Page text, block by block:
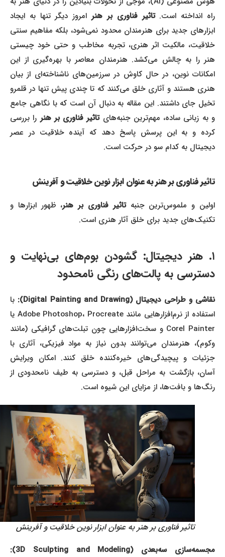
راه انداخته است.تاثیر فناوری بر هنرامروز دیگر تنها به ایجاد
ابزارهای جدید برای هنرمندان محدود نمی‌شود، بلکه مفاهیم سنتی
خلاقیت، مالکیت اثر هنری، تجربه مخاطب و حتی خود چیستی
هنر را به چالش می‌کشد. هنرمندان معاصر با بهره‌گیری از این
امکانات نوین، در حال کاوش در سرزمین‌های ناشناخته‌ای از بیان
هنری هستند و آثاری خلق می‌کنند که تا چندی پیش تنها در قلمرو
تخیل جای داشتند. این مقاله به دنبال آن است که با نگاهی جامع
و به زبانی ساده، مهم‌ترین جنبه‌هایتاثیر فناوری بر هنررا بررسی
کرده و به این پرسش پاسخ دهد که آینده خلاقیت در عصر
دیجیتال به کدام سو در حرکت است.
تاثیر فناوری بر هنر به عنوان ابزار نوین خلاقیت و آفرینش
اولین و ملموس‌ترین جنبهتاثیر فناوری بر هنر، ظهور ابزارها و
تکنیک‌های جدید برای خلق آثار هنری است.
۱. هنر دیجیتال: گشودن بوم‌های بی‌نهایت و
دسترسی به پالت‌های رنگی نامحدود
نقاشی و طراحی دیجیتال (Digital Painting and Drawing):
با
استفاده از نرم‌افزارهایی مانند Adobe Photoshop، Procreate یا
Corel Painter و سخت‌افزارهایی چون تبلت‌های گرافیکی (مانند
وکوم)، هنرمندان می‌توانند بدون نیاز به مواد فیزیکی، آثاری با
جزئیات و پیچیدگی‌های خیره‌کننده خلق کنند. امکان ویرایش
آسان، بازگشت به مراحل قبل، و دسترسی به طیف نامحدودی از
رنگ‌ها و بافت‌ها، از مزایای این شیوه است.
تاثیر فناوری بر هنر به عنوان ابزار نوین خلاقیت و آفرینش
مجسمه‌سازی سه‌بعدی (3D Sculpting and Modeling):